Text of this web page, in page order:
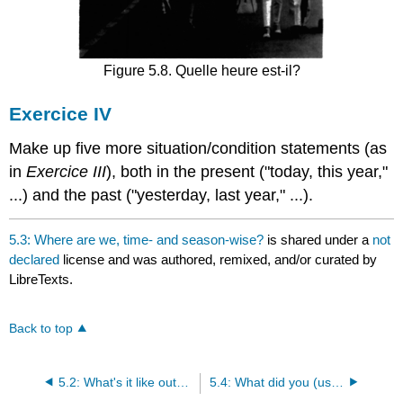
Figure 5.8. Quelle heure est-il?
Exercice IV
Make up five more situation/condition statements (as
inExercice III), both in the present ("today, this year,"
...) and the past ("yesterday, last year," ...).
5.3: Where are we, time- and season-wise? is shared under a not
declared license and was authored, remixed, and/or curated by
LibreTexts.
Back to top
5.2: What's it like out? (What's the weather?) 5.4: What did you (use to) do when you were five?